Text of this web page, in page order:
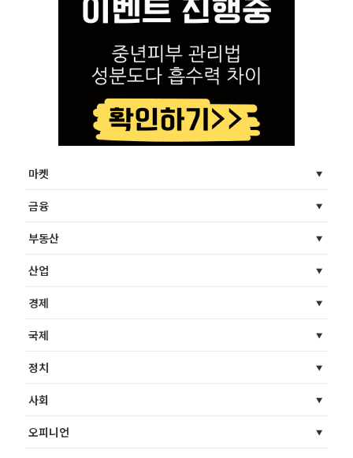
마켓
금융
부동산
산업
경제
국제
정치
사회
오피니언